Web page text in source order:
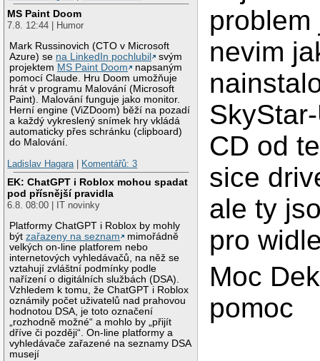
MS Paint Doom
7.8. 12:44 | Humor
Mark Russinovich (CTO v Microsoft
Azure) se na LinkedIn pochlubil
svým
projektem MS Paint Doom
napsaným
pomocí Claude. Hru Doom umožňuje
hrát v programu Malování (Microsoft
Paint). Malování funguje jako monitor.
Herní engine (ViZDoom) běží na pozadí
a každý vykreslený snímek hry vkládá
automaticky přes schránku (clipboard)
do Malování.
Ladislav Hagara
Komentářů: 3
EK: ChatGPT i Roblox mohou spadat
pod přísnější pravidla
6.8. 08:00 | IT novinky
Platformy ChatGPT i Roblox by mohly
býtzařazeny na seznam
mimořádně
velkých on-line platforem nebo
internetových vyhledávačů, na něž se
vztahují zvláštní podmínky podle
nařízení o digitálních službách (DSA).
Vzhledem k tomu, že ChatGPT i Roblox
oznámily počet uživatelů nad prahovou
hodnotou DSA, je toto označení
„rozhodně možné“ a mohlo by „přijít
dříve či později“. On-line platformy a
vyhledávače zařazené na seznamy DSA
musejí
nevim
CD od
sice
ale ty
pro
Moc
pomoc